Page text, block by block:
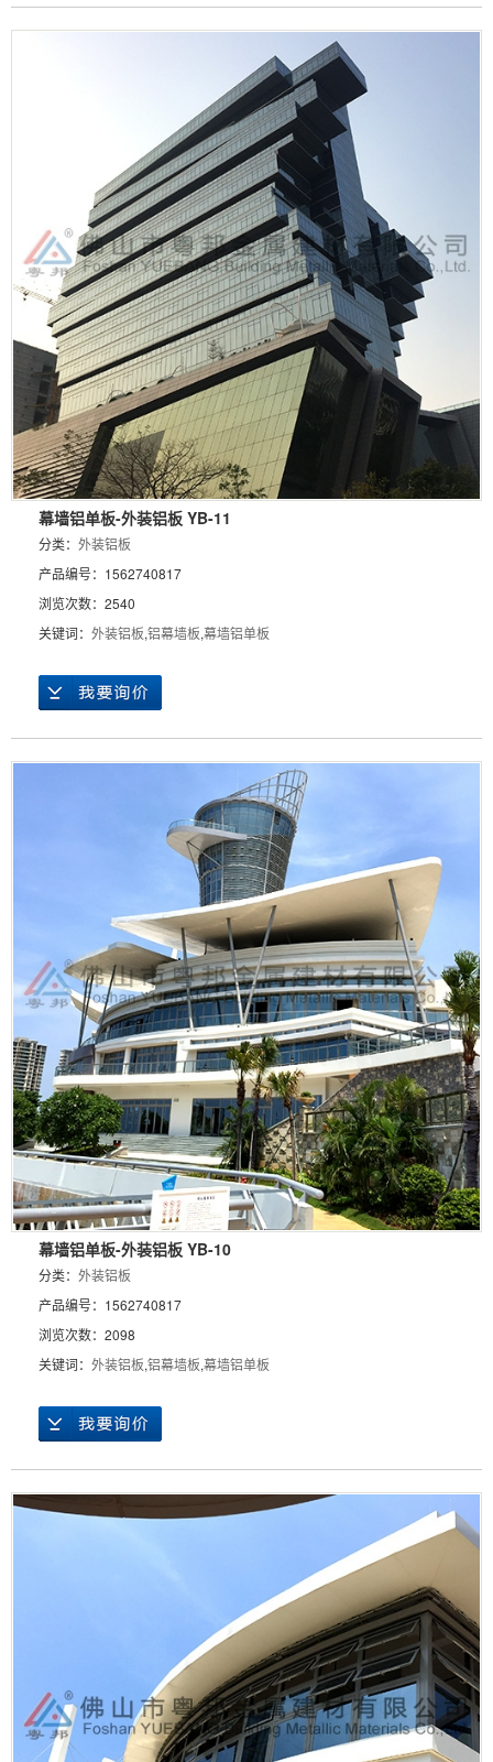
幕墙铝单板-外装铝板 YB-11
分类： 外装铝板
产品编号：1562740817
浏览次数：2540
关键词： 外装铝板,铝幕墙板,幕墙铝单板
幕墙铝单板-外装铝板 YB-10
分类： 外装铝板
产品编号：1562740817
浏览次数：2098
关键词： 外装铝板,铝幕墙板,幕墙铝单板